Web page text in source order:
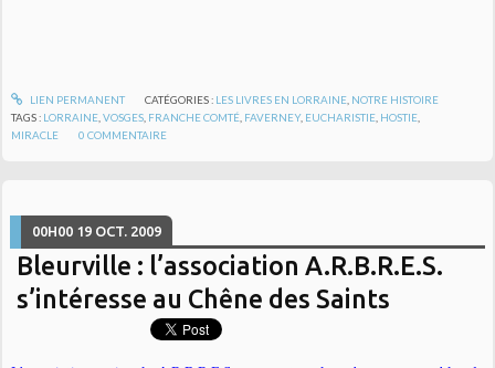
LIEN PERMANENT CATÉGORIES : LES LIVRES EN LORRAINE, NOTRE HISTOIRE
TAGS : LORRAINE ,VOSGES FRANCHE COMTÉ FAVERNEY, EUCHARISTIE HOSTIE
MIRACLE
0 COMMENTAIRE
00H00 19 OCT. 2009
Bleurville : l’association A.R.B.R.E.S.
s’intéresse au Chêne des Saints